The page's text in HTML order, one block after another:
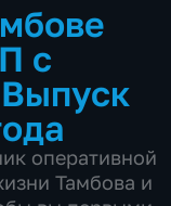
с
Выпуск
оперативной
Тамбова и